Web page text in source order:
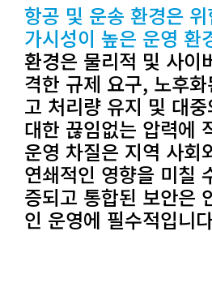
항공 및 운송 환경은
가시성이 높은 운영 환
환경은 물리적 및 사이
격한 규제 요구, 노후
고 처리량 유지 및 대
대한 끊임없는 압력에
운영 차질은 지역 사회
연쇄적인 영향을 미칠
증되고 통합된 보안은
인 운영에 필수적입니